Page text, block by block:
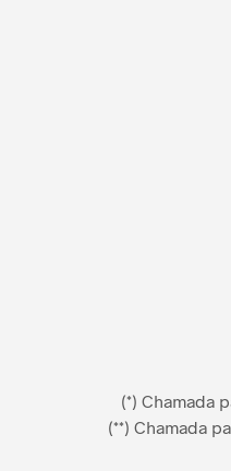
(*) Chamada
(**) Chamada